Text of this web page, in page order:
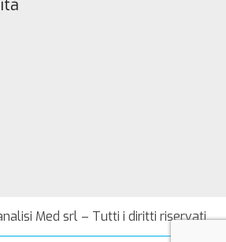
Med srl – Tutti i diritti riservati